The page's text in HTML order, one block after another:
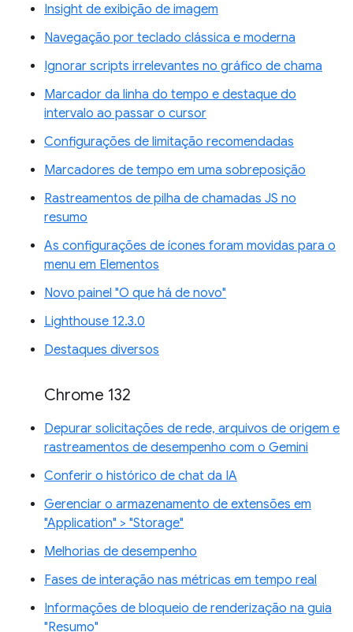
Insight de exibição de imagem
Navegação por teclado clássica e moderna
Ignorar scripts irrelevantes no gráfico de chama
Marcador da linha do tempo e destaque do
intervalo ao passar o cursor
Configurações de limitação recomendadas
Marcadores de tempo em uma sobreposição
Rastreamentos de pilha de chamadas JS no
resumo
As configurações de ícones foram movidas para o
menu em Elementos
Novo painel "O que há de novo"
Lighthouse 12.3.0
Destaques diversos
Chrome 132
Depurar solicitações de rede, arquivos de origem e
rastreamentos de desempenho com o Gemini
Conferir o histórico de chat da IA
Gerenciar o armazenamento de extensões em
"Application" > "Storage"
Melhorias de desempenho
Fases de interação nas métricas em tempo real
Informações de bloqueio de renderização na guia
"Resumo"